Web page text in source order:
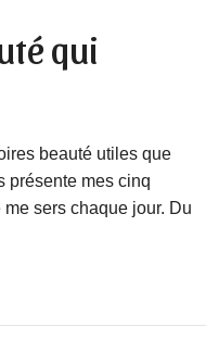
qui
beauté utiles que
présente mes cinq
sers chaque jour. Du